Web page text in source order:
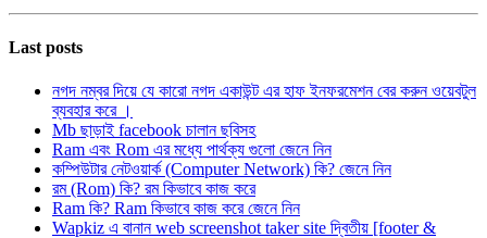
Last posts
নগদ নম্বর দিয়ে যে কারো নগদ একাউন্ট এর হাফ ইনফরমেশন বের করুন ওয়েবটুল
ব্যবহার করে ।
Mb ছাড়াই facebook চালান ছবিসহ
Ram এবং Rom এর মধ্যে পার্থক্য গুলো জেনে নিন
কম্পিউটার নেটওয়ার্ক (Computer Network) কি? জেনে নিন
রম (Rom) কি? রম কিভাবে কাজ করে
Ram কি? Ram কিভাবে কাজ করে জেনে নিন
Wapkiz এ বানান web screenshot taker site দ্বিতীয় [footer &